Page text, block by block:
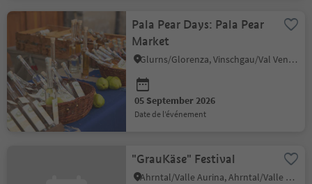
Pala Pear Days: Pala Pear
Market
Glurns/Glorenza, Vinschgau/Val Venosta
05 September 2026
date de l’événement
"GrauKäse" Festival
Ahrntal/Valle Aurina, Ahrntal/Valle Aurina